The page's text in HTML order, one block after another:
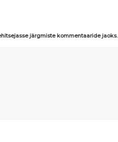
järgmiste kommentaaride jaoks.